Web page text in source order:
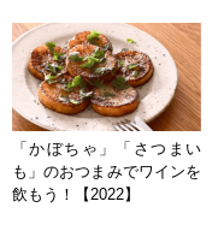
「かぼちゃ」「さつまい
も」のおつまみでワインを
飲もう！【2022】